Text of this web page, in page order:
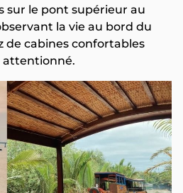
sur le pont supérieur au
la vie au bord du
de cabines confortables
attentionné.